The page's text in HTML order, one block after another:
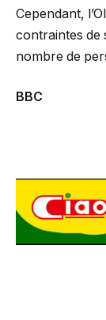
Cependant,
contraintes de
nombre de
BBC